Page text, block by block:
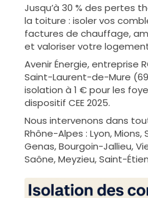
Jusqu’à 30 % des pertes
la toiture : isoler vos
factures de chauffage,
et valoriser votre
Avenir Énergie, entreprise
Saint-Laurent-de-Mure
isolation à 1 € pour les
dispositif CEE 2025.
Nous intervenons dans
Rhône-Alpes : Lyon, Mions,
Genas, Bourgoin-Jallieu,
Saône, Meyzieu, Saint-